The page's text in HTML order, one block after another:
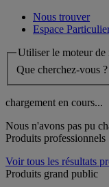
Nous trouver
Espace
Utiliser le moteur de
Que cherchez-vous ?
chargement en cours...
Nous n'avons pas pu
Produits professionnels
Voir tous les résultats
Produits grand public